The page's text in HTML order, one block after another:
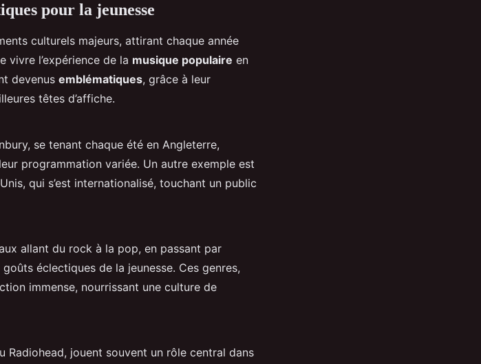
de la
pour la jeunesse
culturels majeurs, attirant chaque année
vivre l’expérience de la musique populaire en
devenus emblématiques, grâce à leur
têtes d’affiche.
se tenant chaque été en Angleterre,
programmation variée. Un autre exemple est
qui s’est internationalisé, touchant un public
allant du rock à la pop, en passant par
éclectiques de la jeunesse. Ces genres,
immense, nourrissant une culture de
Radiohead, jouent souvent un rôle central dans